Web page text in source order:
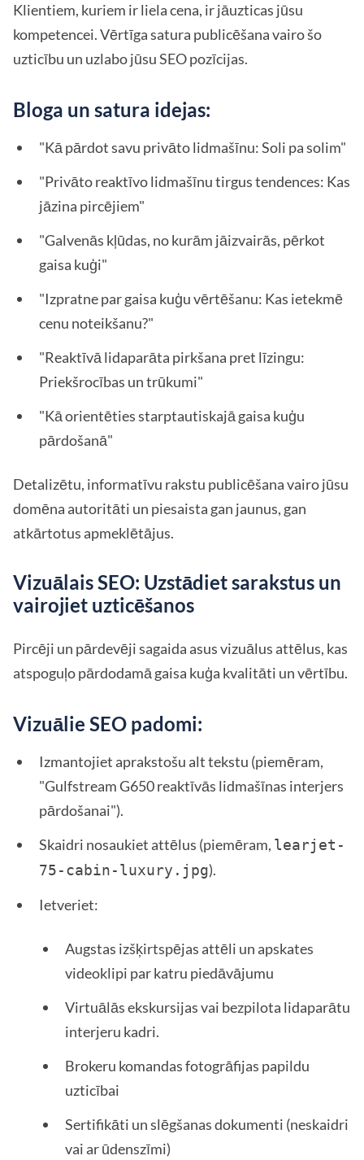
Klientiem, kuriem ir liela cena, ir jāuzticas jūsu
kompetencei. Vērtīga satura publicēšana vairo šo
uzticību un uzlabo jūsu SEO pozīcijas.
Bloga un satura idejas:
"Kā pārdot savu privāto lidmašīnu: Soli pa solim"
"Privāto reaktīvo lidmašīnu tirgus tendences: Kas
jāzina pircējiem"
"Galvenās kļūdas, no kurām jāizvairās, pērkot
gaisa kuģi"
"Izpratne par gaisa kuģu vērtēšanu: Kas ietekmē
cenu noteikšanu?"
"Reaktīvā lidaparāta pirkšana pret līzingu:
Priekšrocības un trūkumi"
"Kā orientēties starptautiskajā gaisa kuģu
pārdošanā"
Detalizētu, informatīvu rakstu publicēšana vairo jūsu
domēna autoritāti un piesaista gan jaunus, gan
atkārtotus apmeklētājus.
Vizuālais SEO: Uzstādiet sarakstus un
vairojiet uzticēšanos
Pircēji un pārdevēji sagaida asus vizuālus attēlus, kas
atspoguļo pārdodamā gaisa kuģa kvalitāti un vērtību.
Vizuālie SEO padomi:
Izmantojiet aprakstošu alt tekstu (piemēram,
"Gulfstream G650 reaktīvās lidmašīnas interjers
pārdošanai").
Skaidri nosaukiet attēlus (piemēram, learjet-
75-cabin-luxury.jpg).
Ietveriet:
Augstas izšķirtspējas attēli un apskates
videoklipi par katru piedāvājumu
Virtuālās ekskursijas vai bezpilota lidaparātu
interjeru kadri.
Brokeru komandas fotogrāfijas papildu
uzticībai
Sertifikāti un slēgšanas dokumenti (neskaidri
vai ar ūdenszīmi)